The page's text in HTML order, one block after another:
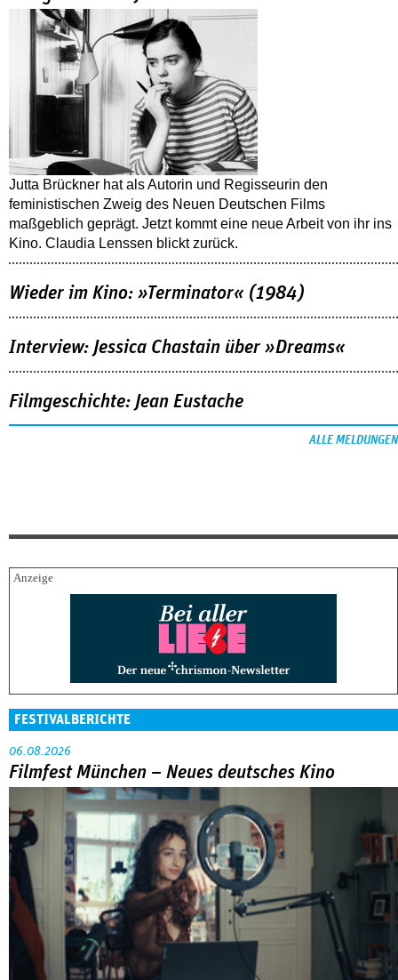
Jutta Brückner hat als Autorin und Regisseurin den
feministischen Zweig des Neuen Deutschen Films
maßgeblich geprägt. Jetzt kommt eine neue Arbeit von ihr ins
Kino. Claudia Lenssen blickt zurück.
Wieder im Kino: »Terminator« (1984)
Interview: Jessica Chastain über »Dreams«
Filmgeschichte: Jean Eustache
ALLE MELDUNGEN
FESTIVALBERICHTE
06.08.2026
Filmfest München – Neues deutsches Kino